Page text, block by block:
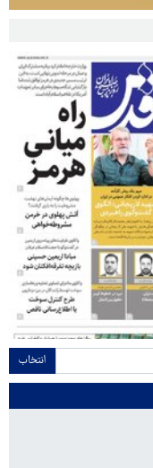
انتخاب